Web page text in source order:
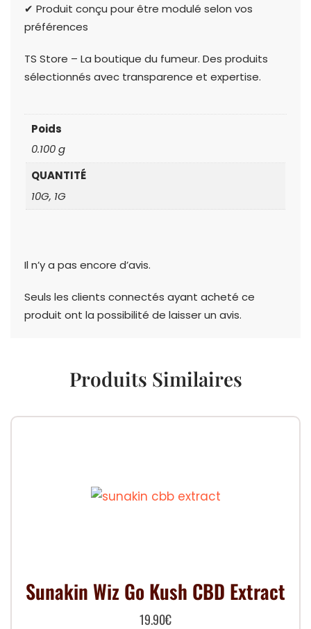
✔ Produit conçu pour être modulé selon vos
préférences
TS Store – La boutique du fumeur. Des produits
sélectionnés avec transparence et expertise.
Poids
0.100 g
QUANTITÉ
10G, 1G
Il n’y a pas encore d’avis.
Seuls les clients connectés ayant acheté ce
produit ont la possibilité de laisser un avis.
Produits Similaires
Sunakin Wiz Go Kush CBD Extract
19.90€